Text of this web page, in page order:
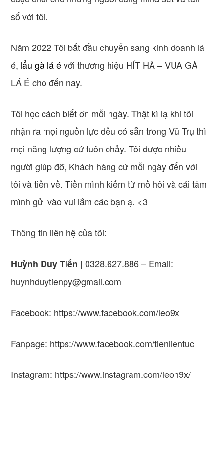
số với tôi.
Năm 2022 Tôi bắt đầu chuyển sang kinh doanh lá
é, lẩu gà lá évới thương hiệu HÍT HÀ – VUA GÀ
LÁ É cho đến nay.
Tôi học cách biết ơn mỗi ngày. Thật kì lạ khi tôi
nhận ra mọi nguồn lực đều có sẵn trong Vũ Trụ thì
mọi năng lượng cứ tuôn chảy. Tôi được nhiều
người giúp đỡ, Khách hàng cứ mỗi ngày đến với
tôi và tiền về. Tiền mình kiếm từ mồ hôi và cái tâm
mình gửi vào vui lắm các bạn ạ. <3
Thông tin liên hệ của tôi:
Huỳnh Duy Tiến | 0328.627.886 – Email:
huynhduytienpy@gmail.com
Facebook: https://www.facebook.com/leo9x
Fanpage: https://www.facebook.com/tienlientuc
Instagram: https://www.instagram.com/leoh9x/